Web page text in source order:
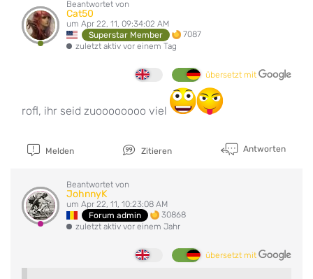
Beantwortet von
Cat50
um Apr 22, 11, 09:34:02 AM
Superstar Member
7087
zuletzt aktiv vor einem Tag
übersetzt mit
rofl, ihr seid zuoooooooo viel
Melden Zitieren Antworten
Beantwortet von
JohnnyK
um Apr 22, 11, 10:23:08 AM
Forum admin
30868
zuletzt aktiv vor einem Jahr
übersetzt mit